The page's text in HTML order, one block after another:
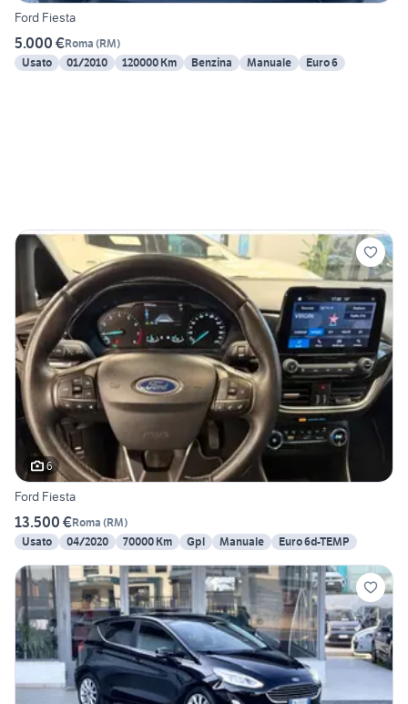
Ford Fiesta
5.000 €Roma (RM)
Usato
01/2010 120000 Km Benzina Manuale Euro 6
6
Ford Fiesta
13.500 €Roma (RM)
Usato
04/2020 70000 Km Gpl Manuale Euro 6d-TEMP